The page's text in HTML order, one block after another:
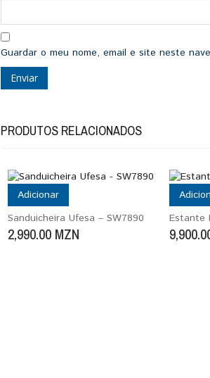
Guardar o meu nome, email e site neste
PRODUTOS RELACIONADOS
Adicionar
Sanduicheira Ufesa – SW7890
2,990.00 MZN
Estante